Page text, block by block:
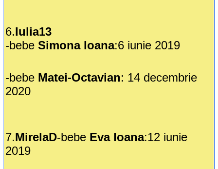
6.Iulia13
-bebeSimona Ioana:6 iunie 2019
-bebe Matei-Octavian: 14 decembrie
2020
7.MirelaD-bebe Eva Ioana:12 iunie
2019